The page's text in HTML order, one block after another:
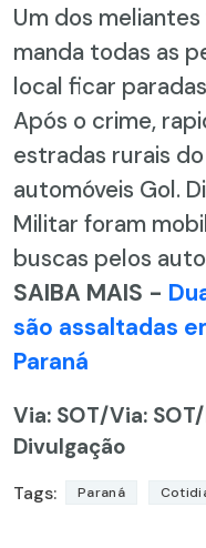
Um dos
manda todas as
local ficar
Após o crime,
estradas rurais
automóveis Gol.
Militar foram
buscas pelos
SAIBA MAIS -
são assaltadas
Paraná
Via: SOT/Via:
Divulgação
Tags: Paraná